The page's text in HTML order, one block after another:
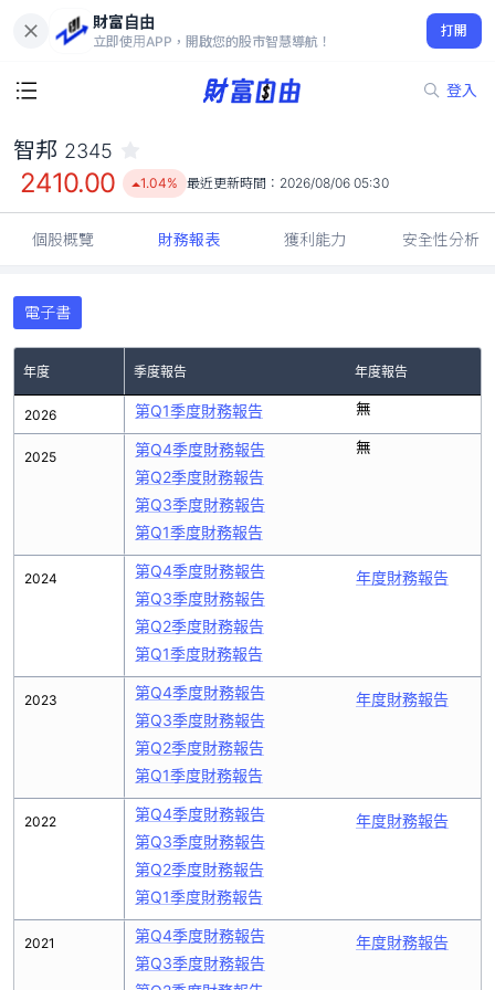
財富自由
立即使用APP，開啟您的股市智慧導航！
打開
登入
2410.00
1.04%
智邦 2345
2410.00 1.04% 最近更新時間： 2026/08/06 05:30
個股概覽 財務報表 獲利能力 安全性分析
電子書
年度 季度報告 年度報告
2026
2025
2024
2023
2022
2021
第Q1季度財務報告 無
第Q4季度財務報告
第Q2季度財務報告
第Q3季度財務報告
第Q1季度財務報告
無
第Q4季度財務報告
第Q3季度財務報告
第Q2季度財務報告
第Q1季度財務報告
年度財務報告
第Q4季度財務報告
第Q3季度財務報告
第Q2季度財務報告
第Q1季度財務報告
年度財務報告
第Q4季度財務報告
第Q3季度財務報告
第Q2季度財務報告
第Q1季度財務報告
年度財務報告
第Q4季度財務報告
第Q3季度財務報告
年度財務報告